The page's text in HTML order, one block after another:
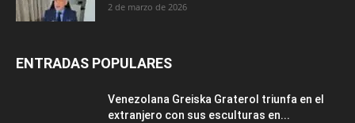
2 de marzo de 2026
ENTRADAS POPULARES
Venezolana Greiska Graterol triunfa en el
extranjero con sus esculturas en...